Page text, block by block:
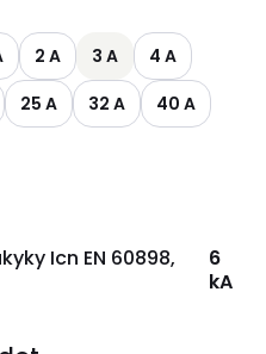
2 A 3 A
4 A
25 A 32 A
40 A
olevat vaihtoehdot
Icn EN 60898,
6
kA